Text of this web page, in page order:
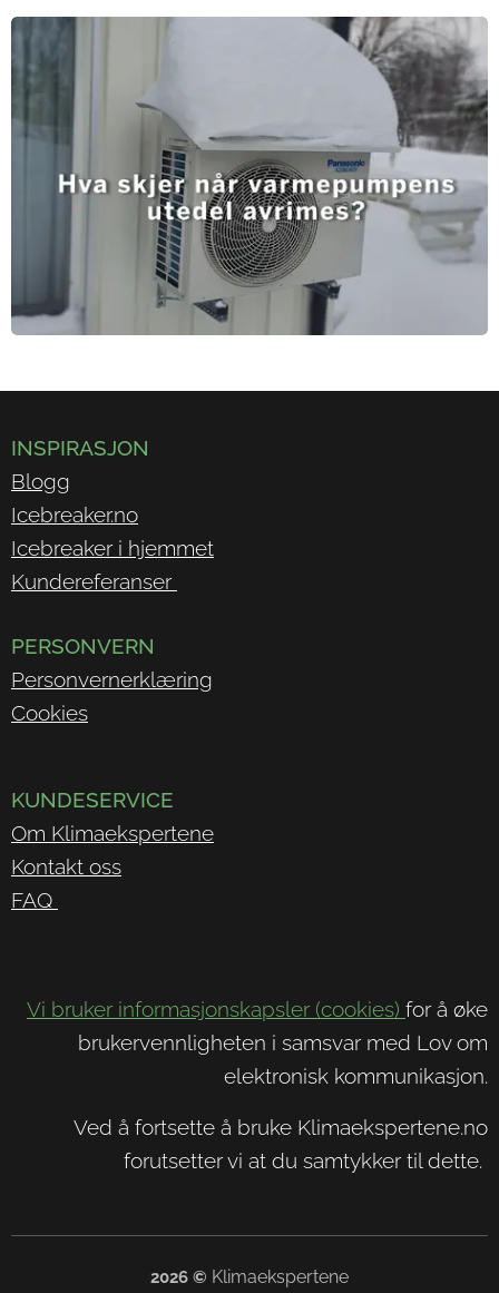
INSPIRASJON
Blogg
Icebreaker.no
Icebreaker i hjemmet
Kundereferanser
PERSONVERN
Personvernerklæring
Cookies
KUNDESERVICE
Om Klimaekspertene
Kontakt oss
FAQ
Vi bruker informasjonskapsler (cookies) for å øke
brukervennligheten i samsvar med Lov om
elektronisk kommunikasjon.
Ved å fortsette å bruke Klimaekspertene.no
forutsetter vi at du samtykker til dette.
2026 © Klimaekspertene